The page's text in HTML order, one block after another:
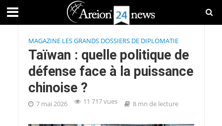
MAGAZINE LES GRANDS DOSSIERS DE DIPLOMATIE
Taïwan : quelle politique de
défense face à la puissance
chinoise ?
7 mai 2026 11 717 vues 8 mn de lecture